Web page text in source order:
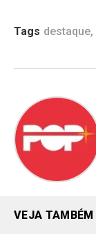
Tags destaque,
VEJA TAMBÉM